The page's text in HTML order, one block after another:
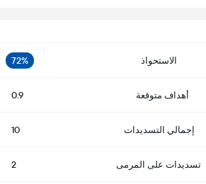
الاستحواذ 72%
أهداف متوقعة 0.9
إجمالي التسديدات 10
تسديدات على المرمى 2